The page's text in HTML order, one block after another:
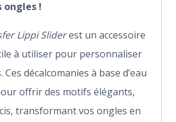
ongles !
Lippi Sliderest un accessoire
à utiliser pour personnaliser
décalcomanies à base d’eau
offrir des motifs élégants,
transformant vos ongles en